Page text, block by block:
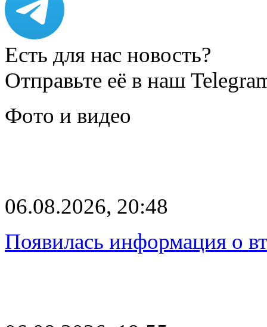
Есть для нас новость?
Отправьте её в наш
Фото и видео
06.08.2026, 20:48
Появилась информация о